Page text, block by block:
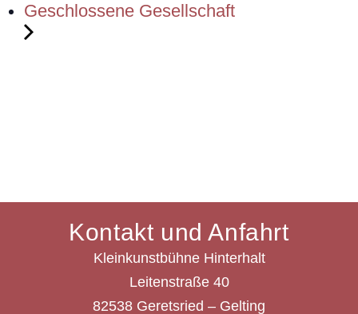
Geschlossene Gesellschaft
Kontakt und Anfahrt
Kleinkunstbühne Hinterhalt
Leitenstraße 40
82538 Geretsried – Gelting